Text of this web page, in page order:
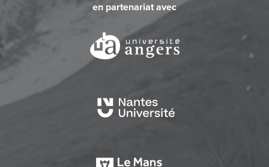
en partenariat avec